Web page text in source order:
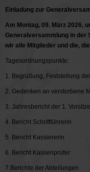
Einladung zur
Am Montag, 09. März 2026,
Generalversammlung in der
wir alle Mitglieder und die,
Tagesordnungspunkte:
1. Begrüßung, Feststellung
2. Gedenken an verstorbene
3. Jahresbericht der 1.
4. Bericht Schriftführerin
5. Bericht Kassiererin
6. Bericht Kassenprüfer
7.Berichte der Abteilungen